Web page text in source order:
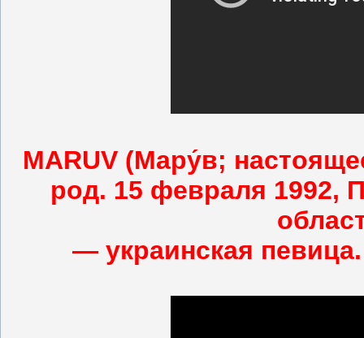
MARUV (Мару́в;
род. 15 февраля 1992,
— украинская